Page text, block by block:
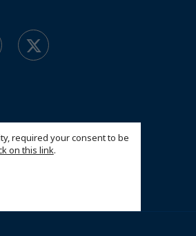
required your consent to be
on this link.